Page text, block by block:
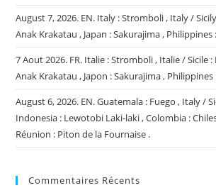
August 7, 2026. EN. Italy : Stromboli , Italy /
Anak Krakatau , Japan : Sakurajima , Philippines
7 Aout 2026. FR. Italie : Stromboli , Italie / Sicile
Anak Krakatau , Japon : Sakurajima ,
August 6, 2026. EN. Guatemala : Fuego , Italy /
Indonesia : Lewotobi Laki-laki , Colombia :
Réunion : Piton de la Fournaise .
Commentaires Récents